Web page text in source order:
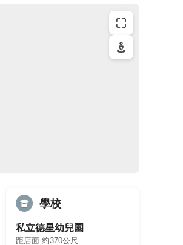
學校
私立德星幼兒園
距店面 約370公尺